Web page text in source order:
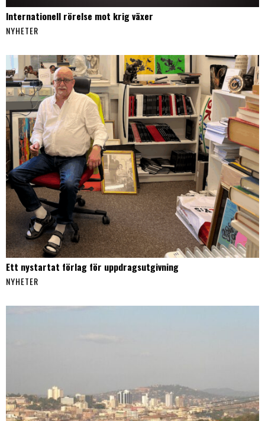
Internationell rörelse mot krig växer
NYHETER
Ett nystartat förlag för uppdragsutgivning
NYHETER